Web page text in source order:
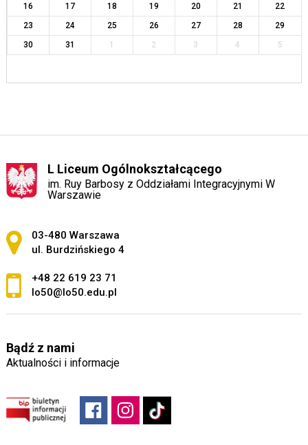
16
17 18 19 20 21
22
23
24 25 26 27 28
29
30
31 1 2 3 4 5
L Liceum Ogólnokształcącego
im. Ruy Barbosy z Oddziałami Integracyjnymi W
Warszawie
Adres pocztowy:
03-480 Warszawa
ul. Burdzińskiego 4
+48 22 619 23 71
lo50@lo50.edu.pl
Bądź z nami
Aktualności i informacje